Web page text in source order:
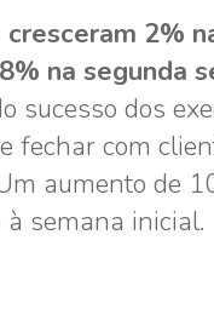
2%
na segunda
sucesso dos
fechar com
aumento de
semana inicial.